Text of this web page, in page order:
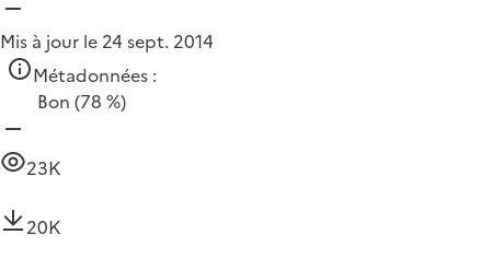
Mis à jour le 24 sept. 2014
Métadonnées :
Bon (78 %)
23K
20K